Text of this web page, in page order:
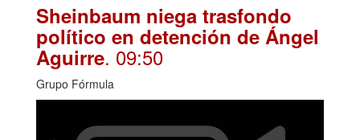
Sheinbaum niega trasfondo
político en detención de Ángel
Aguirre. 09:50
Grupo Fórmula